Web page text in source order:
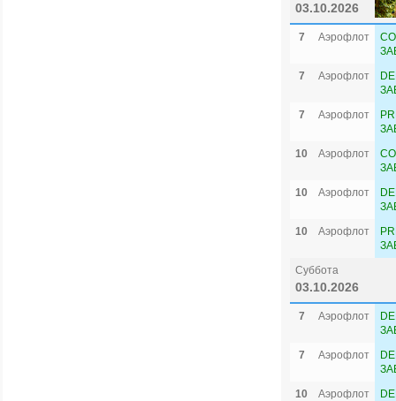
03.10.2026
7 Аэрофлот
7
Аэрофлот
7
Аэрофлот
10
Аэрофлот
10
Аэрофлот
10
Аэрофлот
Суббота
03.10.2026
7 Аэрофлот
7
Аэрофлот
10
Аэрофлот